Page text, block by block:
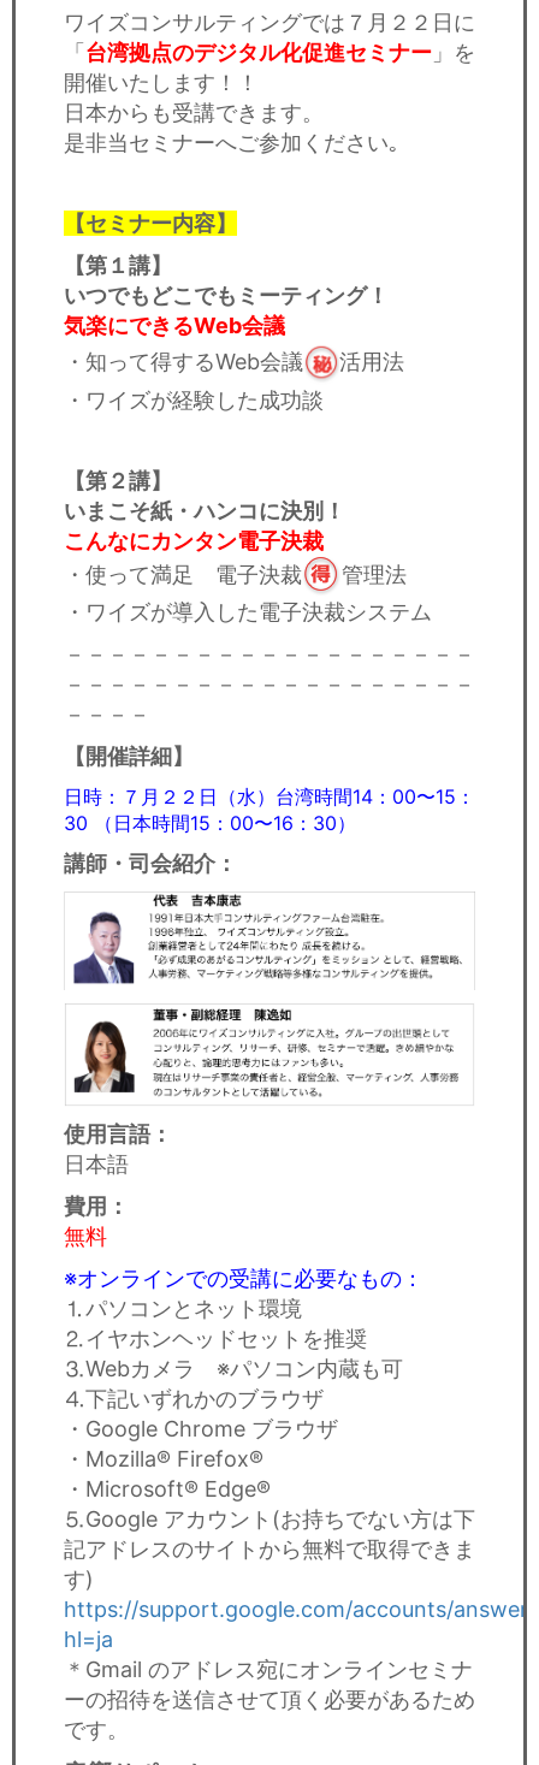
ワイズコンサルティングでは７月２２日に
「台湾拠点のデジタル化促進セミナー 」を
開催いたします！！
日本からも受講できます。
是非当セミナーへご参加ください｡
【セミナー内容】
【第１講】
いつでもどこでもミーティング！
気楽にできるWeb会議
・知って得するWeb会議
活用法
・ワイズが経験した成功談
【第２講】
いまこそ紙・ハンコに決別！
こんなにカンタン電子決裁
・使って満足
電子決裁
管理法
・ワイズが導入した電子決裁システム
－－－－－－－－－－－－－－－－－－－
－－－－－－－－－－－－－－－－－－－
－－－－
【開催詳細】
日時：７月２２日（水）台湾時間14：00〜15：
30 （日本時間15：00〜16：30）
講師・司会紹介：
使用言語：
日本語
費用：
無料
※オンラインでの受講に必要なもの：
⒈パソコンとネット環境
⒉イヤホンヘッドセットを推奨
⒊Webカメラ ※パソコン内蔵も可
⒋下記いずれかのブラウザ
・Google Chrome ブラウザ
・Mozilla® Firefox®
・Microsoft® Edge®
⒌Google アカウント(お持ちでない方は下
記アドレスのサイトから無料で取得できま
す)
https://support.google.com/accounts/answer/
hl=ja
＊Gmail のアドレス宛にオンラインセミナ
ーの招待を送信させて頂く必要があるため
です。